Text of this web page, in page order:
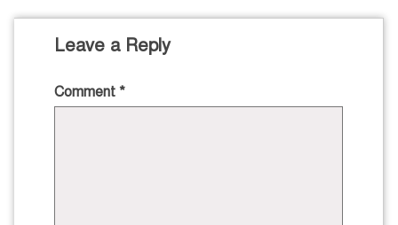
Leave a Reply
Comment *